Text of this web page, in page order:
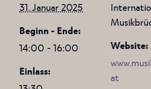
31. Januar 2025
Beginn - Ende:
14:00 - 16:00
Einlass:
Website:
at